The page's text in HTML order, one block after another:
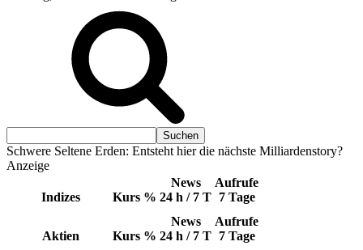
Schwere Seltene Erden: Entsteht hier die nächste Milliardenstory?
Anzeige
Indizes Kurs %
News
24 h / 7 T
Aufrufe
7 Tage
Aktien Kurs %
News
24 h / 7 T
Aufrufe
7 Tage